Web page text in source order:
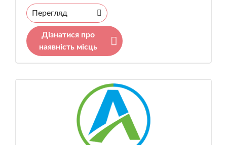
Перегляд
Дізнатися про
наявність місць